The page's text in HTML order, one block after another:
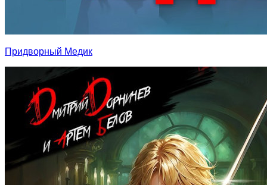
Придворный Медик